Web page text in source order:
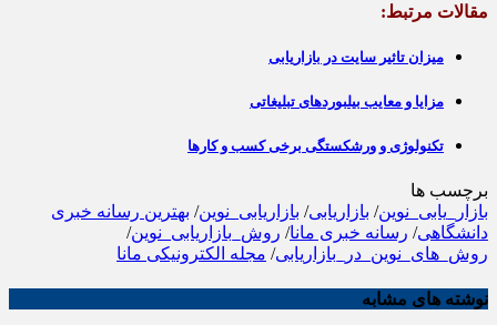
مقالات مرتبط:
میزان تاثیر سایت در بازاریابی
مزایا و معایب بیلبوردهای تبلیغاتی
تکنولوژی و ورشکستگی برخی کسب و کارها
برچسب ها
بازار_یابی_نوین/ بازاریابی/ بازاریابی_نوین/ بهترین رسانه خبری
دانشگاهی/ رسانه خبری مانا/ روش_بازاریابی_نوین/
روش_های_نوین_در_بازاریابی/ مجله الکترونیکی مانا
نوشته های مشابه